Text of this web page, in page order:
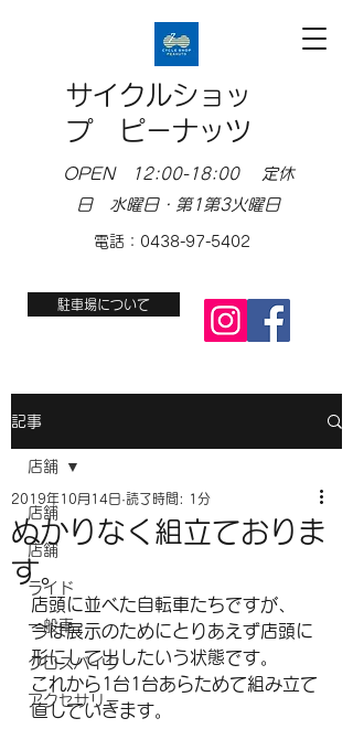
サイクルショッ
プ ピーナッツ
OPEN 12:00-18:00 定休
日 水曜日・第1第3火曜日
電話：0438-97-5402
駐車場について
記事
店舗
店舗
ライド
一般車
クロスバイク
アクセサリー
店舗
ぬかりなく組立ておりま
す。
2019年10月14日 読了時間: 1分
店頭に並べた自転車たちですが、
今は展示のためにとりあえず店頭に
形にして出したいう状態です。
これから1台1台あらためて組み立て
直していきます。